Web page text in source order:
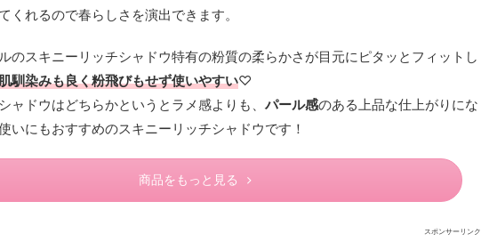
くれるので春らしさを演出できます。
のスキニーリッチシャドウ特有の粉質の柔らかさが目元にピタッとフィットし
馴染みも良く粉飛びもせず使いやすい♡
ャドウはどちらかというとラメ感よりも、 パール感のある上品な仕上がりにな
いにもおすすめのスキニーリッチシャドウです！
商品をもっと見る
スポンサーリンク